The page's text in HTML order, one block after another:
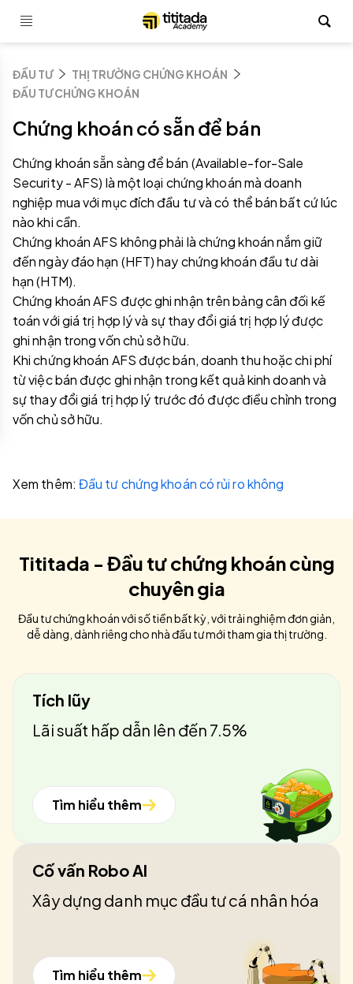
ĐẦU TƯ
THỊ TRƯỜNG CHỨNG KHOÁN
ĐẦU TƯ CHỨNG KHOÁN
Chứng khoán có sẵn để bán
Chứng khoán sẵn sàng để bán (Available-for-Sale
Security - AFS) là một loại chứng khoán mà doanh
nghiệp mua với mục đích đầu tư và có thể bán bất cứ lúc
nào khi cần.
Chứng khoán AFS không phải là chứng khoán nắm giữ
đến ngày đáo hạn (HFT) hay chứng khoán đầu tư dài
hạn (HTM).
Chứng khoán AFS được ghi nhận trên bảng cân đối kế
toán với giá trị hợp lý và sự thay đổi giá trị hợp lý được
ghi nhận trong vốn chủ sở hữu.
Khi chứng khoán AFS được bán, doanh thu hoặc chi phí
từ việc bán được ghi nhận trong kết quả kinh doanh và
sự thay đổi giá trị hợp lý trước đó được điều chỉnh trong
vốn chủ sở hữu.
Xem thêm: Đầu tư chứng khoán có rủi ro không
Tititada - Đầu tư chứng khoán cùng
chuyên gia
Đầu tư chứng khoán với số tiền bất kỳ, với trải nghiệm đơn giản,
dễ dàng, dành riêng cho nhà đầu tư mới tham gia thị trường.
Tích lũy
Lãi suất hấp dẫn lên đến 7.5%
Tìm hiểu thêm
Cố vấn Robo AI
Xây dựng danh mục đầu tư cá nhân hóa
Tìm hiểu thêm